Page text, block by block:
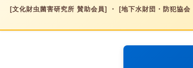
[文化財虫菌害研究所 賛助会員] ・ [地下水財団・防犯協